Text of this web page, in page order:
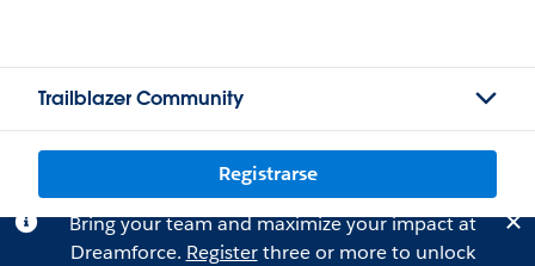
Trailblazer Community
Registrarse
Bring your team and maximize your impact at
Dreamforce. Registerthree or more to unlock